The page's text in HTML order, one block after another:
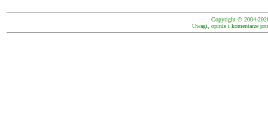
Copyright © 2004-
Uwagi, opinie i komentarze